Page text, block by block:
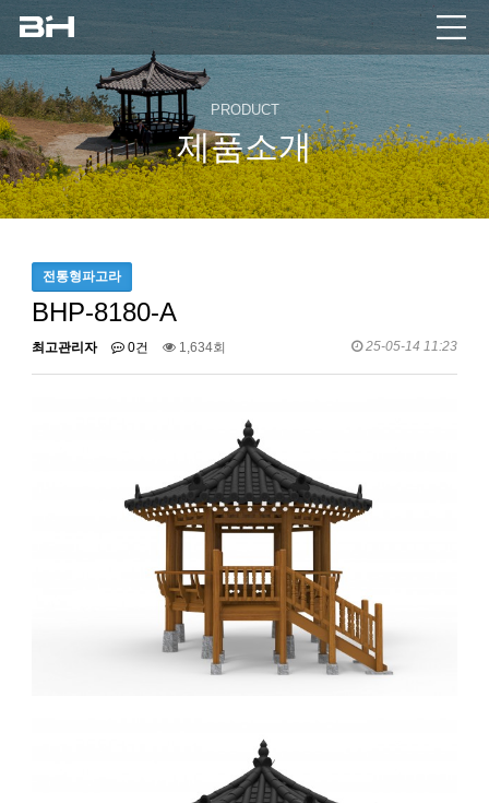
PRODUCT
제품소개
전통형파고라
BHP-8180-A
최고관리자 0건 1,634회 25-05-14 11:23